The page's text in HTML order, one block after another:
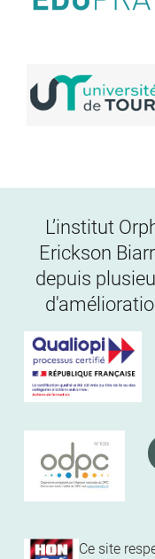
L’institut
Erickson
depuis
Ce site